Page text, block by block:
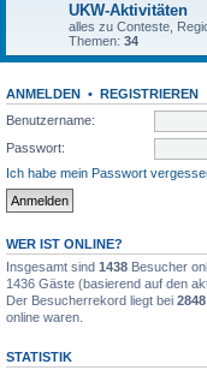
UKW-Aktivitäten
alles zu Conteste,
Themen: 34
ANMELDEN • REGISTRIEREN
Benutzername:
Passwort:
Ich habe mein Passwort
WER IST ONLINE?
Insgesamt sind 1438 Besucher
1436 Gäste (basierend auf den
Der Besucherrekord liegt bei 2848
online waren.
STATISTIK